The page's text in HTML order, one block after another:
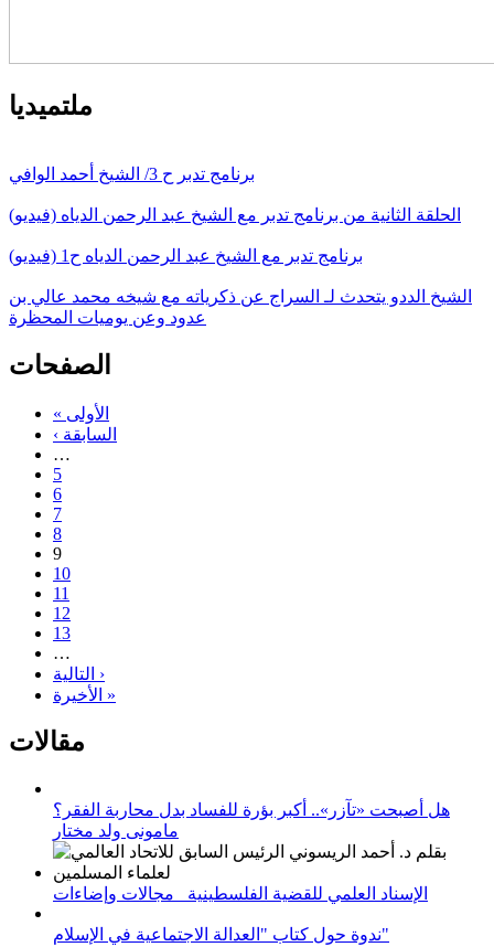
ملتميديا
برنامج تدبر ح 3/ الشيخ أحمد الوافي
الحلقة الثانية من برنامج تدبر مع الشيخ عبد الرحمن الدياه (فيديو)
برنامج تدبر مع الشيخ عبد الرحمن الدياه ح1 (فيديو)
الشيخ الددو يتحدث لـ السراج عن ذكرياته مع شيخه محمد عالي بن
عدود وعن يوميات المحظرة
الصفحات
« الأولى
‹ السابقة
…
5
6
7
8
9
10
11
12
13
…
التالية ›
الأخيرة »
مقالات
هل أصبحت «تآزر».. أكبر بؤرة للفساد بدل محاربة الفقر؟
مامونى ولد مختار
الإسناد العلمي للقضية الفلسطينية_ مجالات وإضاءات
ندوة حول كتاب "العدالة الاجتماعية في الإسلام"